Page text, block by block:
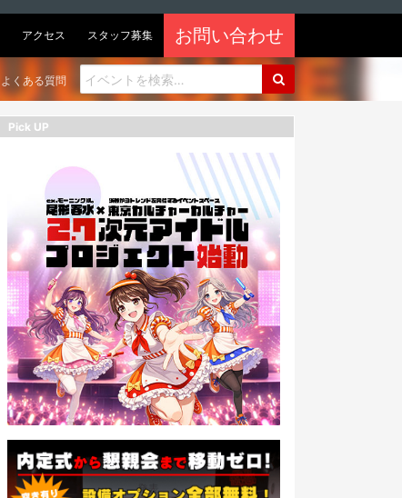
アクセス スタッフ募集 お問い合わせ
よくある質問
Pick UP